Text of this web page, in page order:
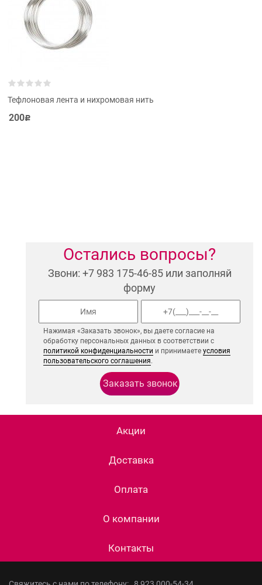
Тефлоновая лента и нихромовая нить
200Р
Остались вопросы?
Звони: +7 983 175-46-85 или заполняй
форму
Нажимая «Заказать звонок», вы даете согласие на
обработку персональных данных в соответствии с
политикой конфиденциальности и принимаетеусловия
пользовательского соглашения.
Акции
Доставка
Оплата
О компании
Контакты